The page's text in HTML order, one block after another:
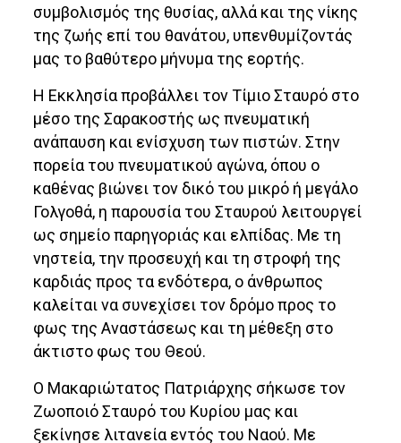
συμβολισμός της θυσίας, αλλά και της νίκης
της ζωής επί του θανάτου, υπενθυμίζοντάς
μας το βαθύτερο μήνυμα της εορτής.
Η Εκκλησία προβάλλει τον Τίμιο Σταυρό στο
μέσο της Σαρακοστής ως πνευματική
ανάπαυση και ενίσχυση των πιστών. Στην
πορεία του πνευματικού αγώνα, όπου ο
καθένας βιώνει τον δικό του μικρό ή μεγάλο
Γολγοθά, η παρουσία του Σταυρού λειτουργεί
ως σημείο παρηγοριάς και ελπίδας. Με τη
νηστεία, την προσευχή και τη στροφή της
καρδιάς προς τα ενδότερα, ο άνθρωπος
καλείται να συνεχίσει τον δρόμο προς το
φως της Αναστάσεως και τη μέθεξη στο
άκτιστο φως του Θεού.
Ο Μακαριώτατος Πατριάρχης σήκωσε τον
Ζωοποιό Σταυρό του Κυρίου μας και
ξεκίνησε λιτανεία εντός του Ναού. Με